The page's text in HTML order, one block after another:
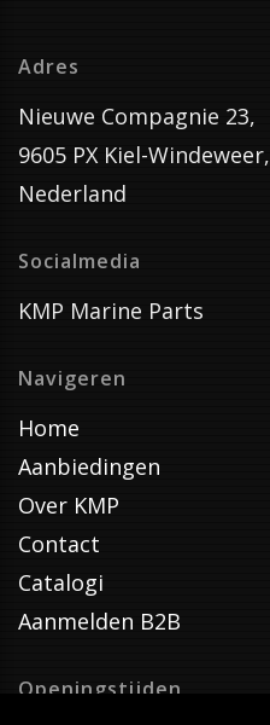
Adres
Nieuwe Compagnie 23,
9605 PX Kiel-Windeweer,
Nederland
Socialmedia
KMP Marine Parts
Navigeren
Home
Aanbiedingen
Over KMP
Contact
Catalogi
Aanmelden B2B
Openingstijden